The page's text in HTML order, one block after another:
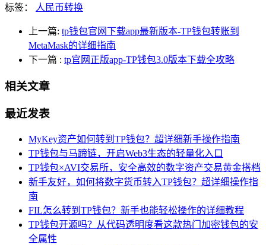
标签： 人民币转换
上一篇: tp钱包官网下载app最新版本-TP钱包转账到
MetaMask的详细指南
下一篇 : tp官网正版app-TP钱包3.0版本下载全攻略
相关文章
最近发表
MyKey资产如何转到TP钱包？超详细新手操作指南
TP钱包与马蹄链，开启Web3生态的轻量化入口
TP钱包×AVI交易所，安全高效的数字资产交易黄金搭档
新手友好，如何将数字货币转入TP钱包？超详细操作指
南
FIL怎么转到TP钱包？新手也能轻松操作的详细教程
TP钱包开源吗？从代码透明度看这款热门加密钱包的安
全属性